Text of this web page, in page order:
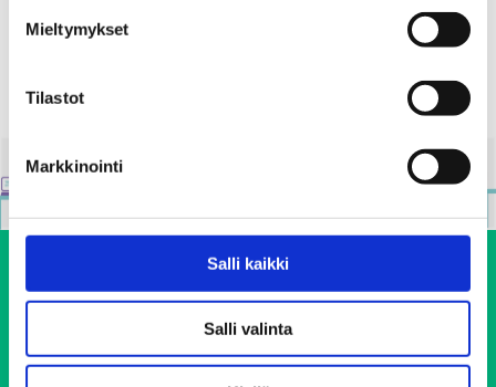
Mieltymykset
Tilastot
Markkinointi
Salli kaikki
Salli valinta